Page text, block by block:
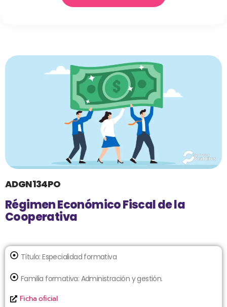
ADGN134PO
Régimen Económico Fiscal de la
Cooperativa
Título:Especialidad formativa
Familia formativa: Administración y gestión.
Ficha oficial